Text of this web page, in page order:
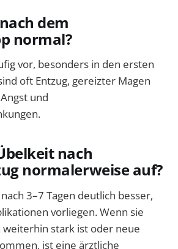
dem
normal?
vor, besonders in den ersten
oft Entzug, gereizter Magen
und
nach
normalerweise auf?
3–7 Tagen deutlich besser,
vorliegen. Wenn sie
weiterhin stark ist oder neue
ist eine ärztliche